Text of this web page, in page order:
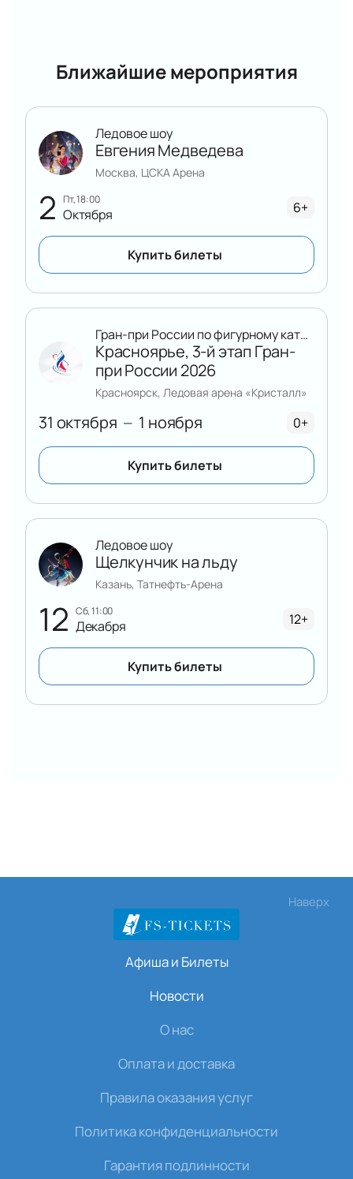
Ближайшие мероприятия
2 пт, 18:00
Октября
Ледовое шоу
Евгения Медведева
Москва, ЦСКА Арена
6+
Купить билеты
31 октября — 1 ноября
Гран-при России по фигурному катанию
Красноярье, 3-й этап Гран-
при России 2026
Красноярск, Ледовая арена «Кристалл»
0+
Купить билеты
12 сб, 11:00
Декабря
Ледовое шоу
Щелкунчик на льду
Казань, Татнефть-Арена
12+
Купить билеты
Наверх
Афиша и Билеты
Новости
О нас
Оплата и доставка
Правила оказания услуг
Политика конфиденциальности
Гарантия подлинности